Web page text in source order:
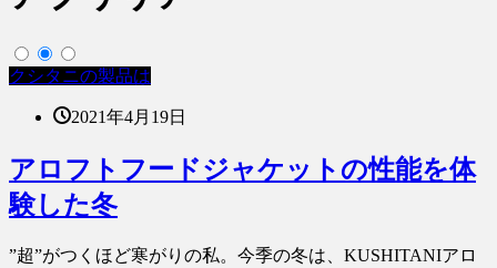
クシタニの製品は
2021年4月19日
アロフトフードジャケットの性能を体
験した冬
”超”がつくほど寒がりの私。今季の冬は、KUSHITANIアロ